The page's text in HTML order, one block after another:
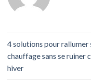
4 solutions pour rallumer
chauffage sans se ruiner
hiver